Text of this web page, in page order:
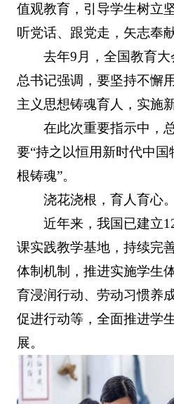
值观教育，引导学生树立
听党话、跟党走，矢志奉
去年9月，全国教育
总书记强调，要坚持不懈
主义思想铸魂育人，实施
在此次重要指示中，
要“持之以恒用新时代中
根铸魂”。
浇花浇根，育人育心。
近年来，我国已建立
课实践教学基地，持续完
体制机制，推进实施学生
育浸润行动、劳动习惯养
促进行动等，全面推进学
展。